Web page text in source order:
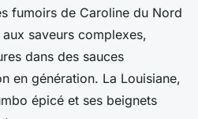
fumoirs de Caroline du Nord
saveurs complexes,
dans des sauces
en génération. La Louisiane,
épicé et ses beignets